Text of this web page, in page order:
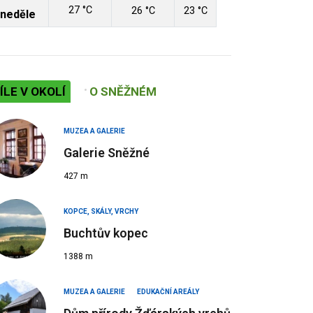
neděle 27 °C 26 °C 23 °C
V OKOLÍ O SNĚŽNÉM
MUZEA A GALERIE
Galerie Sněžné
427 m
KOPCE, SKÁLY, VRCHY
Buchtův kopec
1388 m
MUZEA A GALERIE EDUKAČNÍ AREÁLY